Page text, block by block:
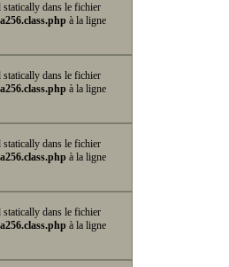
dans le fichier
à la ligne
dans le fichier
à la ligne
dans le fichier
à la ligne
dans le fichier
à la ligne